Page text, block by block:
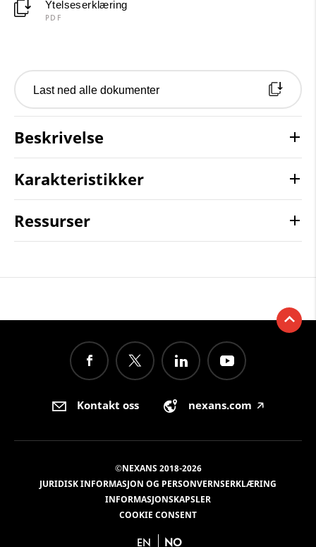
Ytelseserklæring
PDF
Last ned alle dokumenter
Beskrivelse
Karakteristikker
Ressurser
Kontakt oss nexans.com 🡥
©NEXANS 2018-2026
JURIDISK INFORMASJON OG PERSONVERNSERKLÆRING
INFORMASJONSKAPSLER
COOKIE CONSENT
EN NO